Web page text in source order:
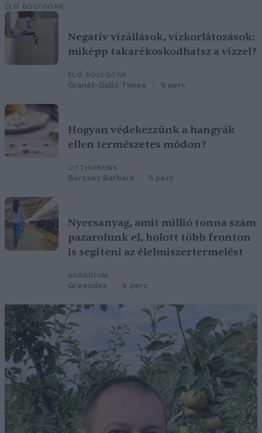
ÉLŐ BOLYGÓNK
Negatív vízállások, vízkorlátozások:
miképp takarékoskodhatsz a vízzel?
ÉLŐ BOLYGÓNK
Granát-Galló Tímea 5 perc
Hogyan védekezzünk a hangyák
ellen természetes módon?
OTTHONUNK
Börzsey Barbara 5 perc
Nyersanyag, amit millió tonna szám
pazarolunk el, holott több fronton
is segíteni az élelmiszertermelést
AGRÁRIUM
Greendex 4 perc